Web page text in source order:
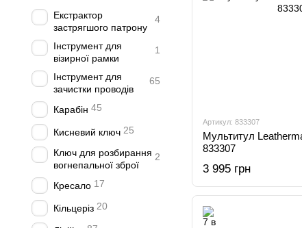
Артикул: 833307
Мультитул
833307
3 995 грн
Екстрактор
застрягшого патрону
4
Інструмент для
візирної рамки
1
Інструмент для
зачистки проводів
65
Карабін 45
Кисневий ключ 25
Ключ для розбирання
вогнепальної зброї
2
Кресало 17
Кільцеріз 20